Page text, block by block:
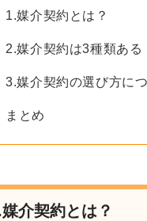
1.媒介契約とは？
2.媒介契約は3種類ある
3.媒介契約の選び方に
まとめ
介契約とは？